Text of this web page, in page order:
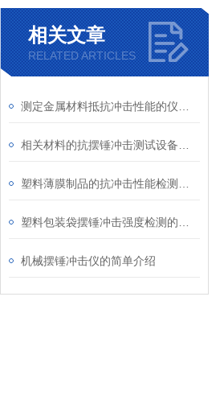
相关文章
RELATED ARTICLES
机械摆锤冲击仪的简单介绍